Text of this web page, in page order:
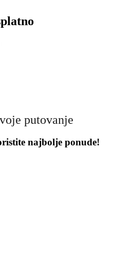
putovanje
najbolje ponude!